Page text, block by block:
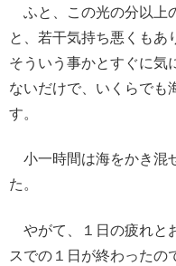
ふと、この光の分以上
と、若干気持ち悪くもあ
そういう事かとすぐに気
ないだけで、いくらでも
す。
小一時間は海をかき混
た。
やがて、１日の疲れと
スでの１日が終わったの